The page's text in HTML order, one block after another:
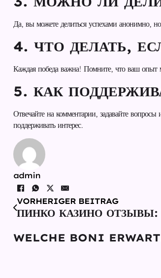
Да, вы можете делиться успехами анонимно,
4. ЧТО ДЕЛАТЬ,
Каждая победа важна! Помните, что ваш опыт
5. КАК
Отвечайте на комментарии, задавайте
поддерживать интерес.
admin
VORHERIGER BEITRAG
ПИНКО КАЗИНО
WELCHE BONI